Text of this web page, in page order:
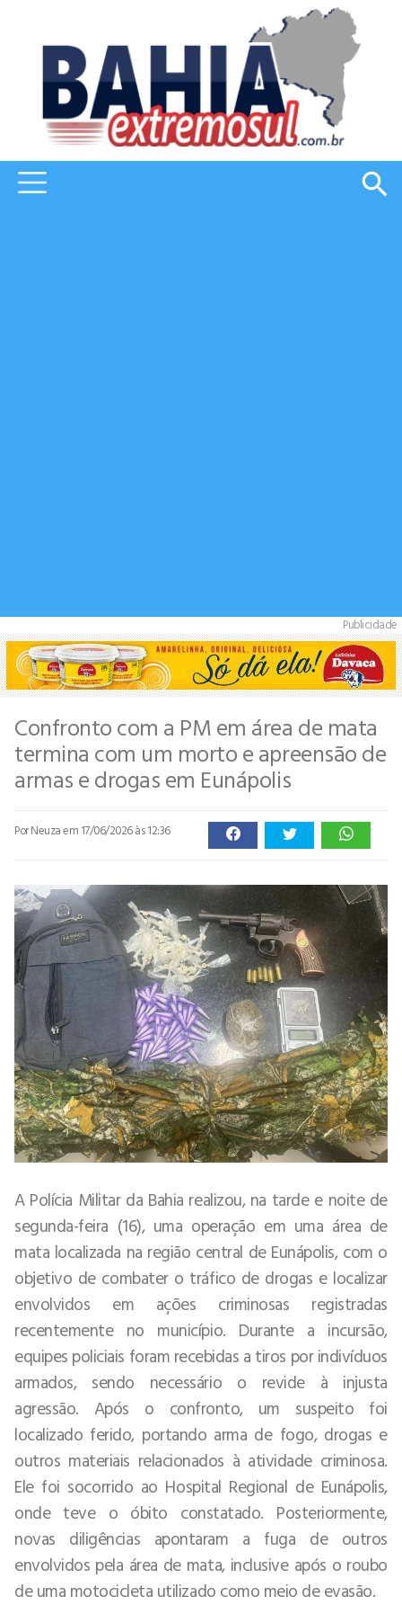
Publicidade
Confronto com a PM em área de mata
termina com um morto e apreensão de
armas e drogas em Eunápolis
Por Neuzaem 17/06/2026 às 12:36
A Polícia Militar da Bahia realizou, na tarde e noite de
segunda-feira (16), uma operação em uma área de
mata localizada na região central de Eunápolis, com o
objetivo de combater o tráfico de drogas e localizar
envolvidos em ações criminosas registradas
recentemente no município. Durante a incursão,
equipes policiais foram recebidas a tiros por indivíduos
armados, sendo necessário o revide à injusta
agressão. Após o confronto, um suspeito foi
localizado ferido, portando arma de fogo, drogas e
outros materiais relacionados à atividade criminosa.
Ele foi socorrido ao Hospital Regional de Eunápolis,
onde teve o óbito constatado. Posteriormente,
novas diligências apontaram a fuga de outros
envolvidos pela área de mata, inclusive após o roubo
de uma motocicleta utilizado como meio de evasão.